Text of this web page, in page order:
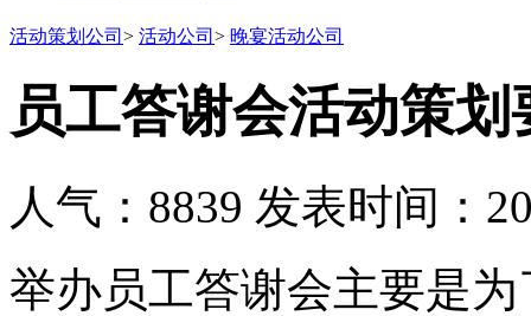
活动策划公司 > 活动公司 > 晚宴活动公司
员工答谢会活动策
人气：8839 发表时间：
举办员工答谢会主要是